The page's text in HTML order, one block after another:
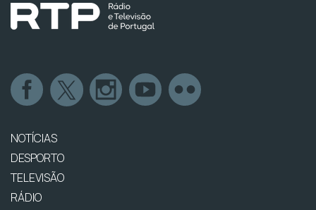
NOTÍCIAS
DESPORTO
TELEVISÃO
RÁDIO